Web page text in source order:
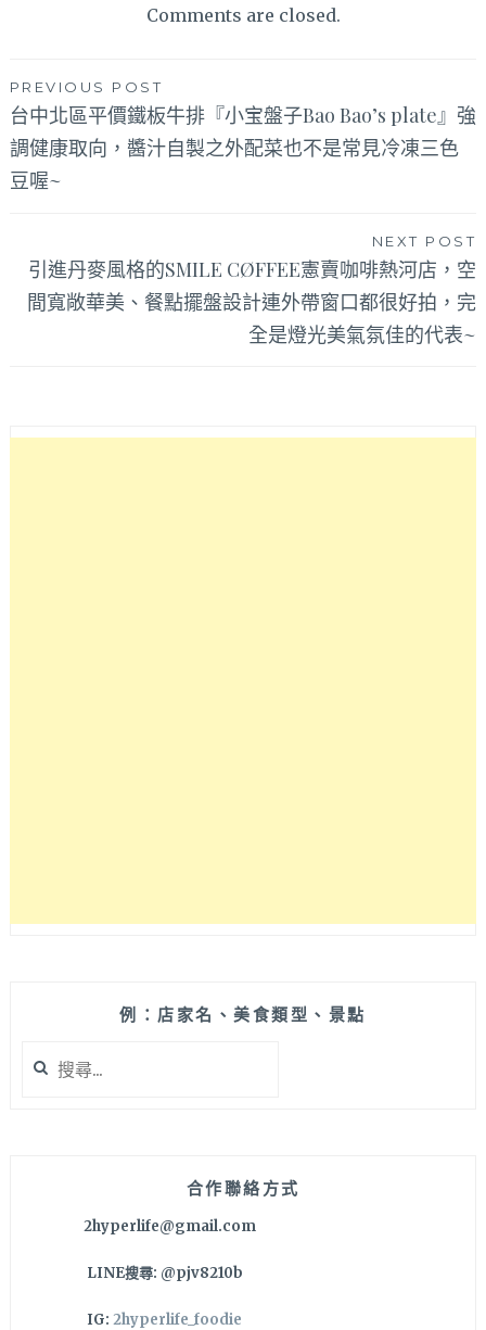
Comments are closed.
文
章
導
PREVIOUS POST
台中北區平價鐵板牛排『小宝盤子Bao Bao’s plate』強
調健康取向，醬汁自製之外配菜也不是常見冷凍三色
豆喔~
NEXT POST
引進丹麥風格的SMILE CØFFEE憲賣咖啡熱河店，空
間寬敞華美、餐點擺盤設計連外帶窗口都很好拍，完
全是燈光美氣氛佳的代表~
例：店家名、美食類型、景點
尋
合作聯絡方式
2hyperlife@gmail.com
LINE搜尋: @pjv8210b
IG: 2hyperlife_foodie